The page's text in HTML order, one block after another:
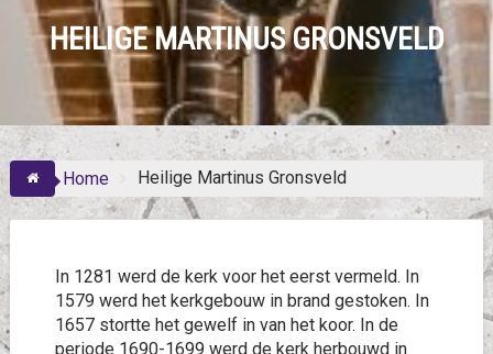
HEILIGE MARTINUS GRONSVELD
Home Heilige Martinus Gronsveld
In 1281 werd de kerk voor het eerst vermeld. In
1579 werd het kerkgebouw in brand gestoken. In
1657 stortte het gewelf in van het koor. In de
periode 1690-1699 werd de kerk herbouwd in